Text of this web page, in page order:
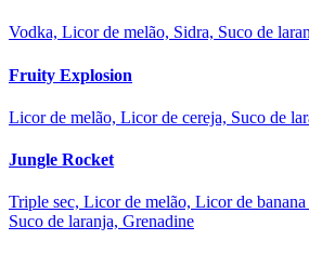
Vodka, Licor de melão, Sidra, Suco de
Fruity Explosion
Licor de melão, Licor de cereja, Suco de
Jungle Rocket
Triple sec, Licor de melão, Licor de banana
Suco de laranja, Grenadine